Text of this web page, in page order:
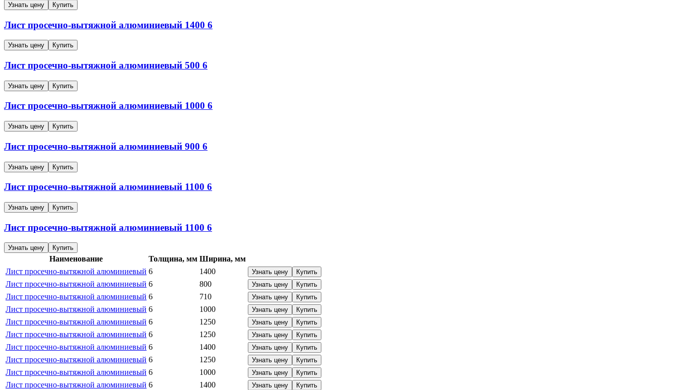
Узнать цену Купить
Лист просечно-вытяжной алюминиевый 1400 6
Узнать цену Купить
Лист просечно-вытяжной алюминиевый 500 6
Узнать цену Купить
Лист просечно-вытяжной алюминиевый 1000 6
Узнать цену Купить
Лист просечно-вытяжной алюминиевый 900 6
Узнать цену Купить
Лист просечно-вытяжной алюминиевый 1100 6
Узнать цену Купить
Лист просечно-вытяжной алюминиевый 1100 6
Узнать цену Купить
Наименование Толщина, мм Ширина, мм
Лист просечно-вытяжной алюминиевый 6 1400 Узнать цену Купить
Лист просечно-вытяжной алюминиевый 6 800 Узнать цену Купить
Лист просечно-вытяжной алюминиевый 6 710 Узнать цену Купить
Лист просечно-вытяжной алюминиевый 6 1000 Узнать цену Купить
Лист просечно-вытяжной алюминиевый 6 1250 Узнать цену Купить
Лист просечно-вытяжной алюминиевый 6 1250 Узнать цену Купить
Лист просечно-вытяжной алюминиевый 6 1400 Узнать цену Купить
Лист просечно-вытяжной алюминиевый 6 1250 Узнать цену Купить
Лист просечно-вытяжной алюминиевый 6 1000 Узнать цену Купить
Лист просечно-вытяжной алюминиевый 6 1400 Узнать цену Купить